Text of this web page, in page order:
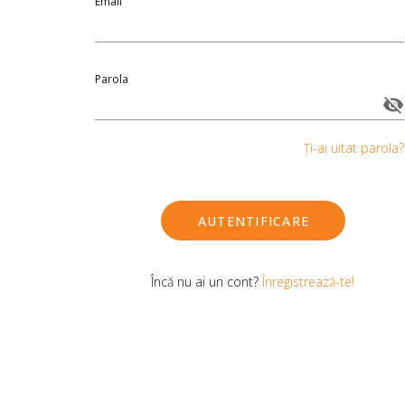
Parola
Ți-ai uitat parola?
AUTENTIFICARE
Încă nu ai un cont?Înregistrează-te!